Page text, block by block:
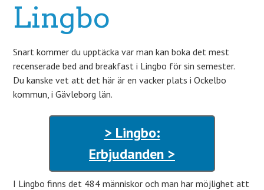
Lingbo
Snart kommer du upptäcka var man kan boka det mest
recenserade bed and breakfast i Lingbo för sin semester.
Du kanske vet att det här är en vacker plats i Ockelbo
kommun, i Gävleborg län.
> Lingbo:
Erbjudanden >
I Lingbo finns det 484 människor och man har möjlighet att